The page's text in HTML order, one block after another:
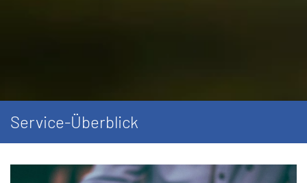
Service-Überblick